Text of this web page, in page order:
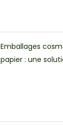
Emballages
papier : une